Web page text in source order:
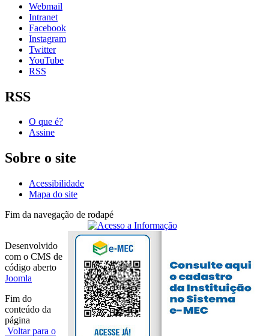
Webmail
Intranet
Facebook
Instagram
Twitter
YouTube
RSS
RSS
O que é?
Assine
Sobre o site
Acessibilidade
Mapa do site
Fim da navegação de rodapé
Desenvolvido
com o CMS de
código aberto
Joomla
Fim do
conteúdo da
página
Voltar para o